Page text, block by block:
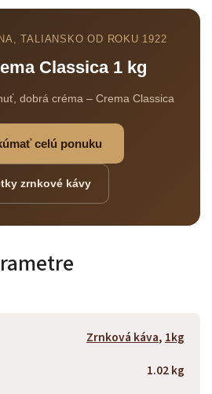
TALIANSKO OD ROKU 1922
Classica 1 kg
dobrá créma – Crema Classica
celú ponuku
zrnkové kávy
Zrnková káva, 1kg
1.02 kg